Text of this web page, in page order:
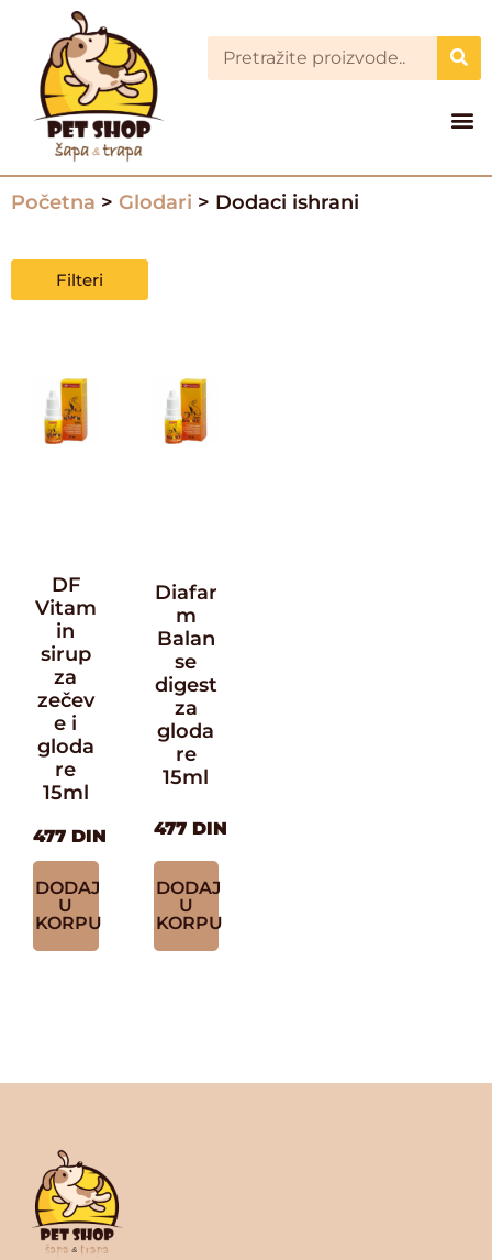
Početna > Glodari > Dodaci ishrani
Filteri
DF
Vitam
in
sirup
za
zečev
e i
gloda
re
15ml
477 DIN
DODAJ
U
KORPU
Diafar
m
Balan
se
digest
za
gloda
re
15ml
477 DIN
DODAJ
U
KORPU